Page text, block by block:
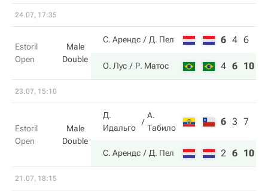
24.07, 17:35
Estoril
Open
Male
Double
С. Арендс Д. Пел 6 4 6
О. Лус Р. Матос 4 6 10
23.07, 15:10
Estoril
Open
Male
Double
Д.
Идальго
А.
Табило
6 3 7
С. Арендс Д. Пел 2 6 10
21.07, 18:15